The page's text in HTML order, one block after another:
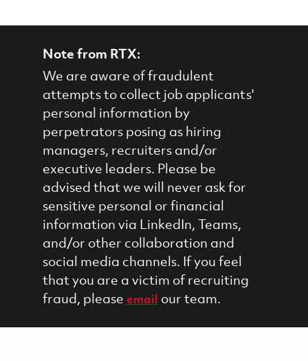
Note from RTX:
We are aware of fraudulent
attempts to collect job applicants'
personal information by
perpetrators posing as hiring
managers, recruiters and/or
executive leaders. Please be
advised that we will never ask for
sensitive personal or financial
information via LinkedIn, Teams,
and/or other collaboration and
social media channels. If you feel
that you are a victim of recruiting
fraud, please email our team.